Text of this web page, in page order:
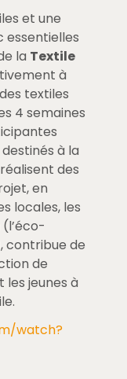
et une
essentielles
la Textile
à
textiles
4 semaines
à la
des
en
locales, les
contribue de
de
les jeunes à
watch?